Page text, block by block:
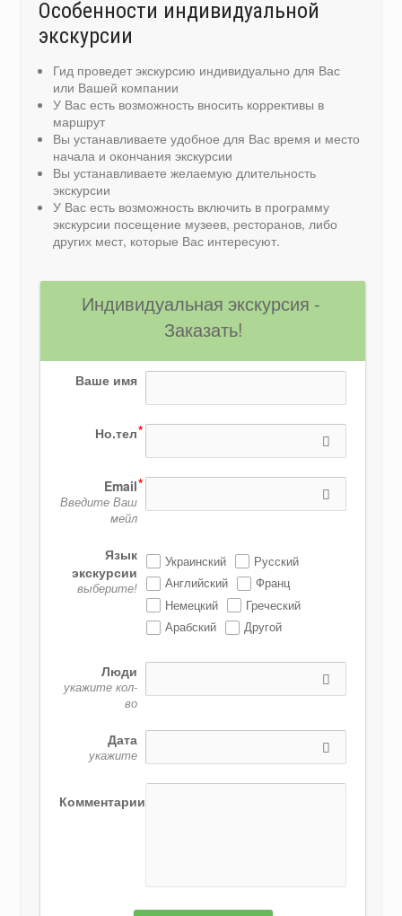
Особенности индивидуальной
экскурсии
Гид проведет экскурсию индивидуально для Вас
или Вашей компании
У Вас есть возможность вносить коррективы в
маршрут
Вы устанавливаете удобное для Вас время и место
начала и окончания экскурсии
Вы устанавливаете желаемую длительность
экскурсии
У Вас есть возможность включить в программу
экскурсии посещение музеев, ресторанов, либо
других мест, которые Вас интересуют.
Индивидуальная экскурсия -
Заказать!
Ваше имя
Но.тел
Email
Введите Ваш
мейл
Язык
экскурсии
выберите!
Украинский
Русский
Английский
Франц
Немецкий
Греческий
Арабский
Другой
Люди
укажите кол-
во
Дата
укажите
Комментарии